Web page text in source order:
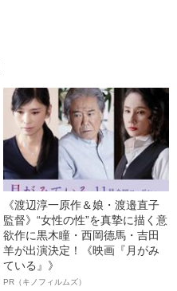
《渡辺淳一原作＆娘・渡邉直子
監督》“女性の性”を真摯に描く意
欲作に黒木瞳・西岡德馬・吉田
羊が出演決定！《映画『月がみ
ている』》
PR（キノフィルムズ）